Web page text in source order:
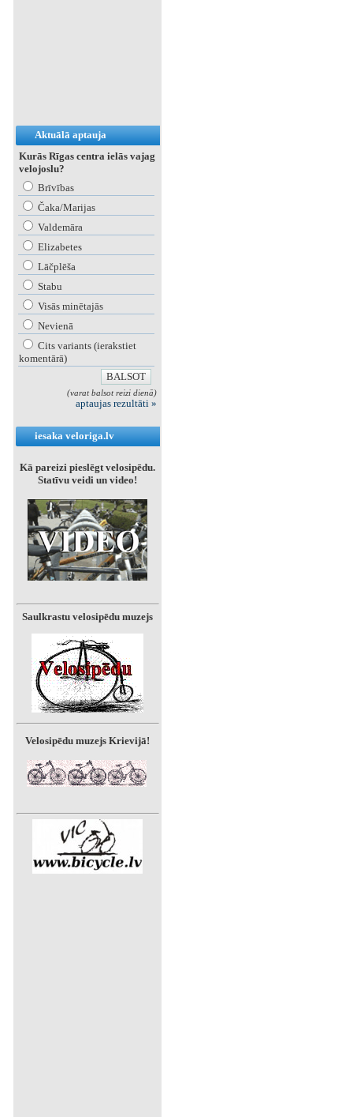
Aktuālā aptauja
Kurās Rīgas centra ielās vajag
velojoslu?
Brīvības
Čaka/Marijas
Valdemāra
Elizabetes
Lāčplēša
Stabu
Visās minētajās
Nevienā
Cits variants (ierakstiet
komentārā)
(varat balsot reizi dienā)
aptaujas rezultāti »
iesaka veloriga.lv
Kā pareizi pieslēgt velosipēdu.
Statīvu veidi un video!
Saulkrastu velosipēdu muzejs
Velosipēdu muzejs Krievijā!